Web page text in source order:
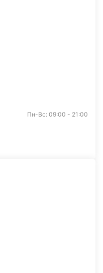
Пн-Вс: 09:00 - 21:00